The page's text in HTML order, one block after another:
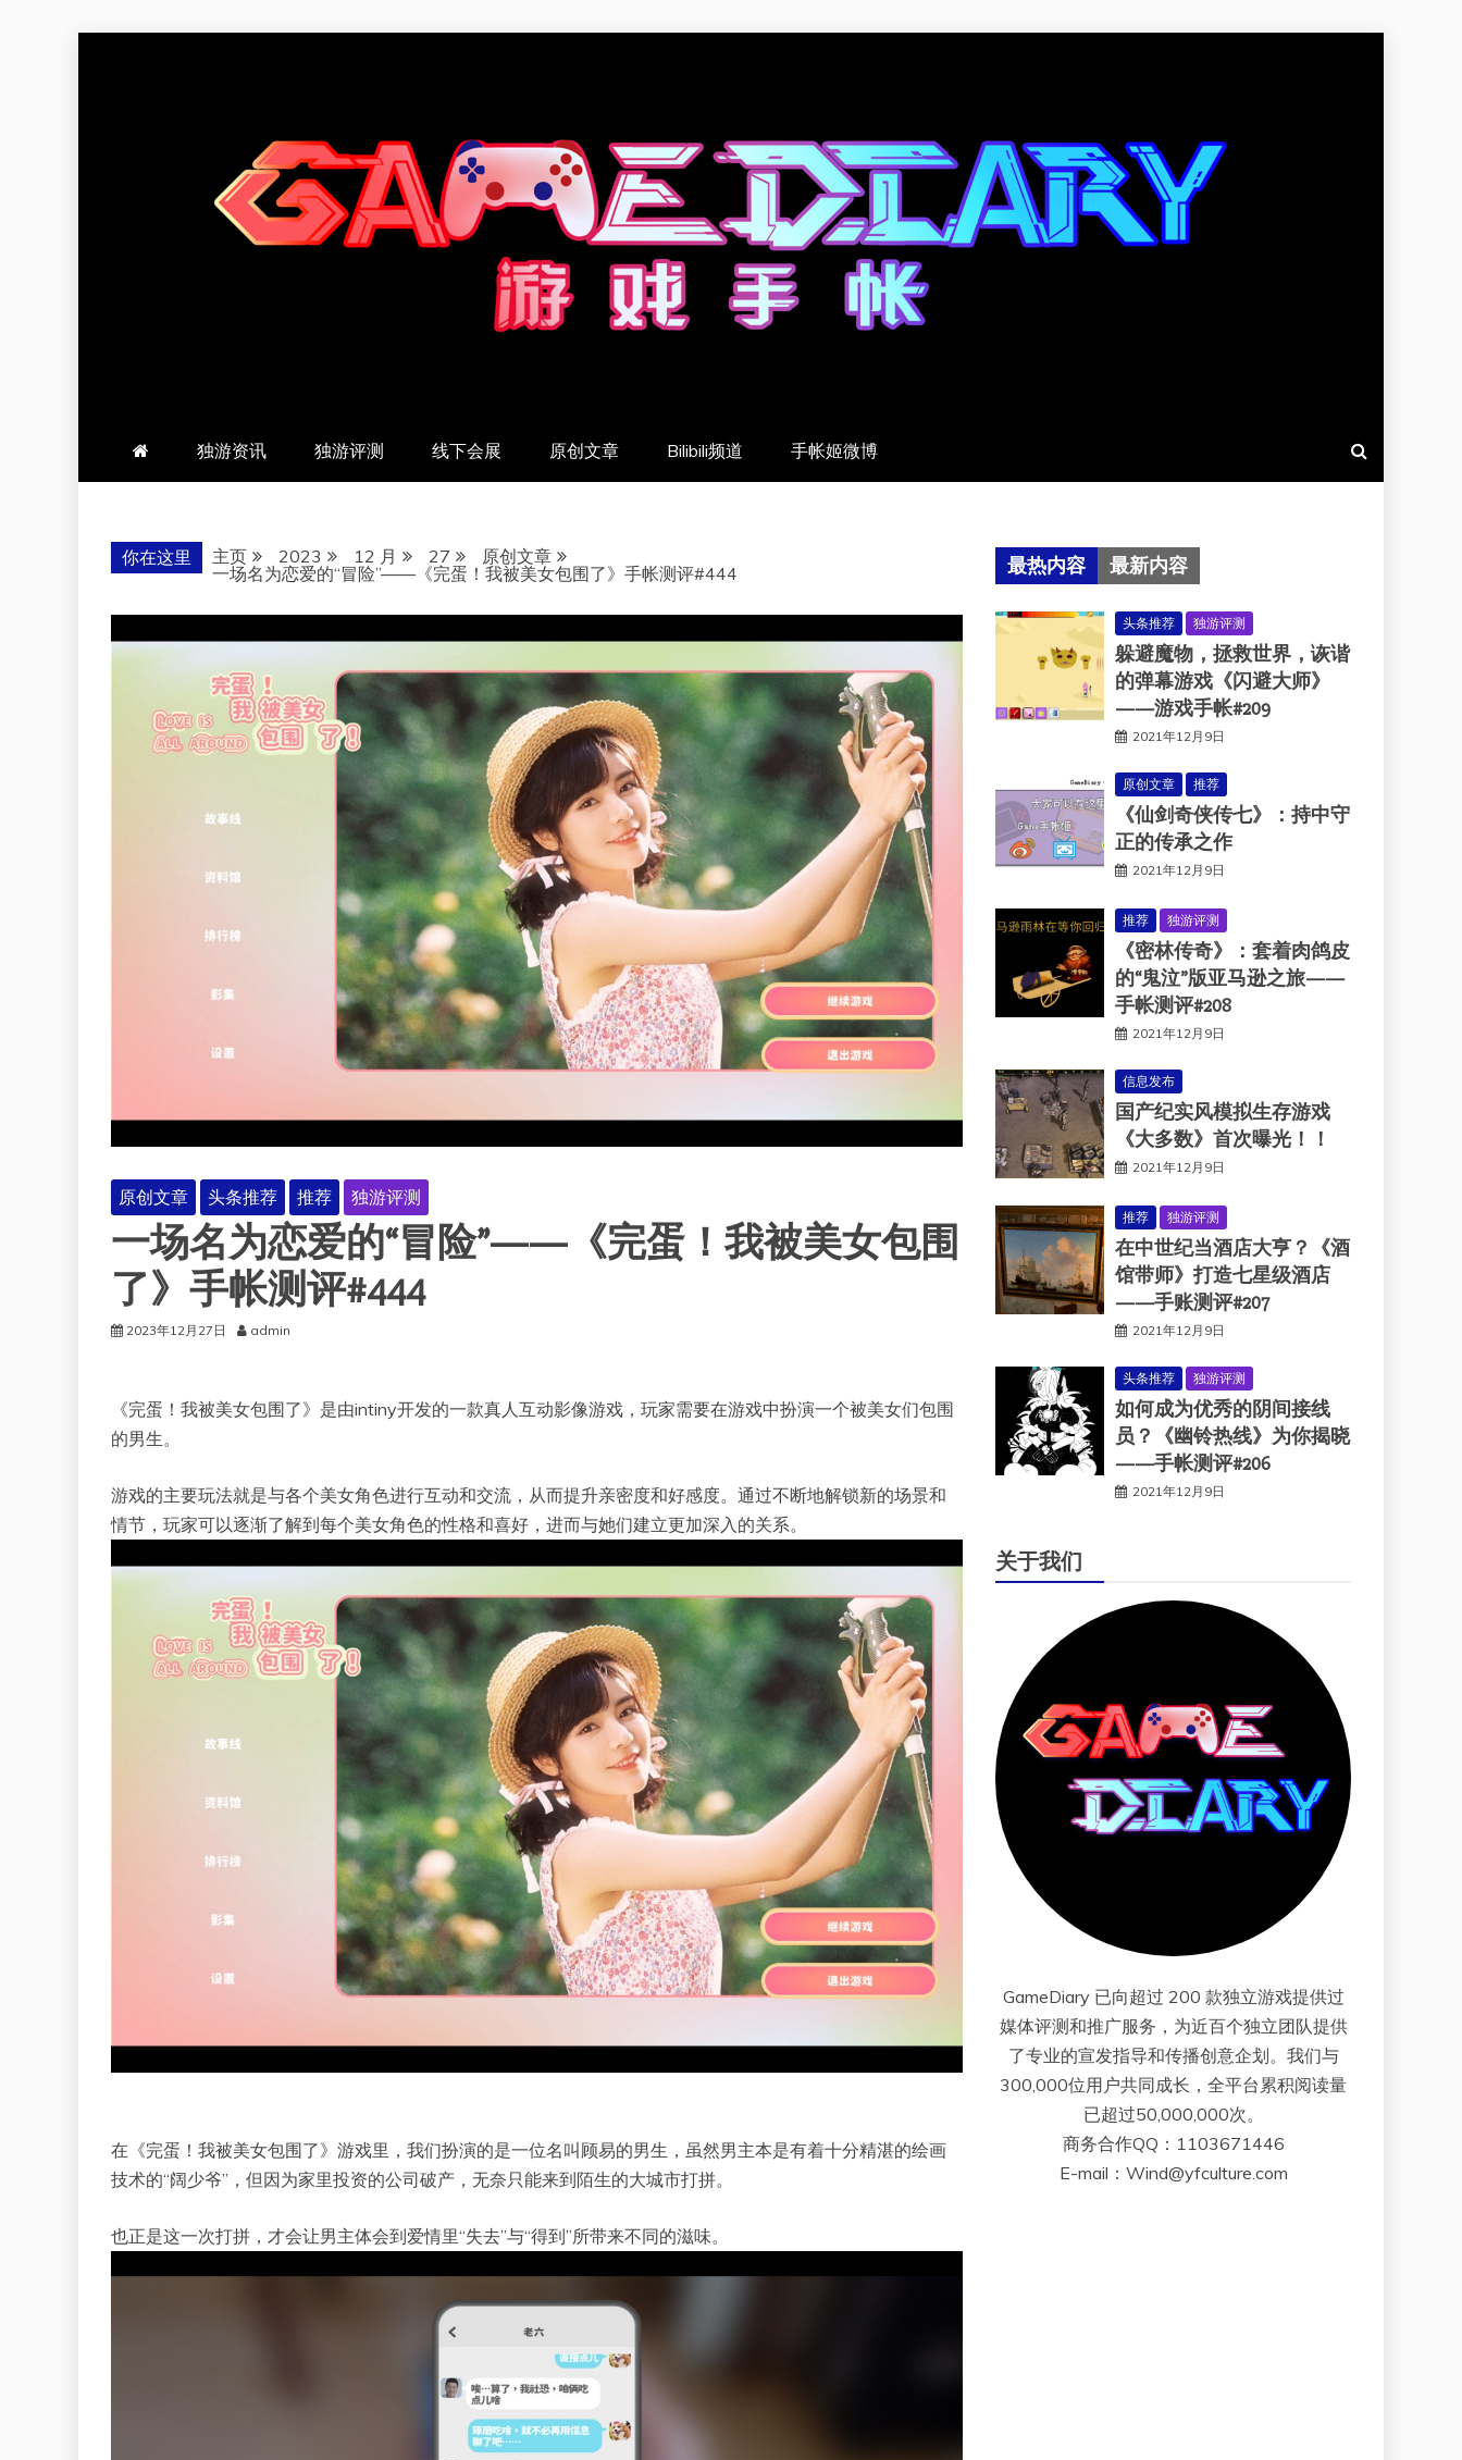
羽风手帐姬
独游资讯 独游评测 线下会展 原创文章 Bilibili频道 手帐姬微博
你在这里 主页 2023 12 月 27
原创文章
一场名为恋爱的“冒险”——《完蛋！我被美女包围了》手帐测评#444
原创文章 头条推荐 推荐 独游评测
一场名为恋爱的“冒险”——《完蛋！我被美女包围
了》手帐测评#444
2023年12月27日 admin
《完蛋！我被美女包围了》是由intiny开发的一款真人互动影像游戏，玩家需要在游戏中扮演一个被美女们包围
的男生。
游戏的主要玩法就是与各个美女角色进行互动和交流，从而提升亲密度和好感度。通过不断地解锁新的场景和
情节，玩家可以逐渐了解到每个美女角色的性格和喜好，进而与她们建立更加深入的关系。
在《完蛋！我被美女包围了》游戏里，我们扮演的是一位名叫顾易的男生，虽然男主本是有着十分精湛的绘画
技术的“阔少爷”，但因为家里投资的公司破产，无奈只能来到陌生的大城市打拼。
也正是这一次打拼，才会让男主体会到爱情里“失去”与“得到”所带来不同的滋味。
最热内容 最新内容
头条推荐 独游评测
躲避魔物，拯救世界，诙谐
的弹幕游戏《闪避大师》
——游戏手帐#209
2021年12月9日
原创文章 推荐
《仙剑奇侠传七》：持中守
正的传承之作
2021年12月9日
推荐 独游评测
《密林传奇》：套着肉鸽皮
的“鬼泣”版亚马逊之旅——
手帐测评#208
2021年12月9日
信息发布
国产纪实风模拟生存游戏
《大多数》首次曝光！！
2021年12月9日
推荐 独游评测
在中世纪当酒店大亨？《酒
馆带师》打造七星级酒店
——手账测评#207
2021年12月9日
头条推荐 独游评测
如何成为优秀的阴间接线
员？《幽铃热线》为你揭晓
——手帐测评#206
2021年12月9日
关于我们
GameDiary 已向超过 200 款独立游戏提供过
媒体评测和推广服务，为近百个独立团队提供
了专业的宣发指导和传播创意企划。我们与
300,000位用户共同成长，全平台累积阅读量
已超过50,000,000次。
商务合作QQ：1103671446
E-mail：Wind@yfculture.com